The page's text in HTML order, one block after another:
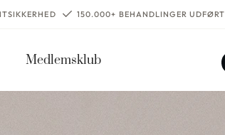
150.000+ BEHANDLINGER UDFØRT
Medlemsklub